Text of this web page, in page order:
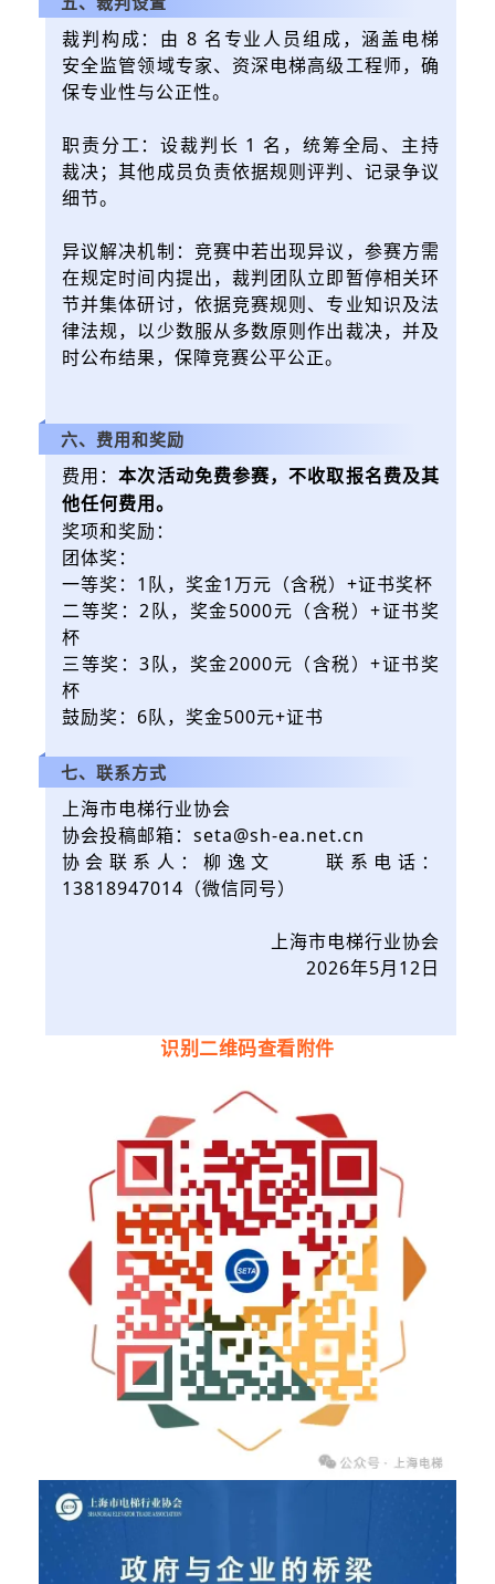
裁判构成：由 8 名专业人员组成，涵盖电梯
安全监管领域专家、资深电梯高级工程师，确
保专业性与公正性。
职责分工：设裁判长 1 名，统筹全局、主持
裁决；其他成员负责依据规则评判、记录争议
细节。
异议解决机制：竞赛中若出现异议，参赛方需
在规定时间内提出，裁判团队立即暂停相关环
节并集体研讨，依据竞赛规则、专业知识及法
律法规，以少数服从多数原则作出裁决，并及
时公布结果，保障竞赛公平公正。
六、费用和奖励
费用：本次活动免费参赛，不收取报名费及其
他任何费用。
奖项和奖励：
团体奖：
一等奖：1队，奖金1万元（含税）+证书奖杯
二等奖：2队，奖金5000元（含税）+证书奖
杯
三等奖：3队，奖金2000元（含税）+证书奖
杯
鼓励奖：6队，奖金500元+证书
七、联系方式
上海市电梯行业协会
协会投稿邮箱：seta@sh-ea.net.cn
协会联系人：柳逸文 联系电话：
13818947014（微信同号）
上海市电梯行业协会
2026年5月12日
识别二维码查看附件